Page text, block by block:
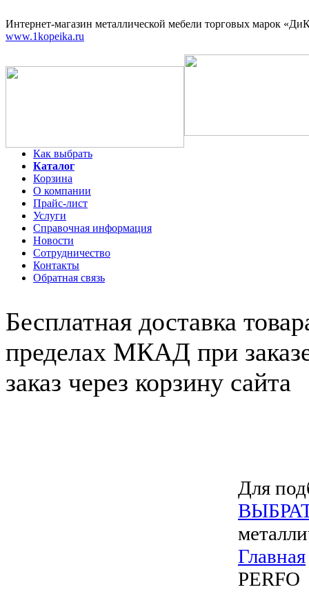
Интернет-магазин металлической мебели торговых марок
www.1kopeika.ru
Как выбрать
Каталог
Корзина
О компании
Прайс-лист
Услуги
Справочная информация
Новости
Сотрудничество
Контакты
Обратная связь
Бесплатная доставка
пределах МКАД при
заказ через корзину сайта
Для
Главная
PERFO